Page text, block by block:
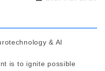
& AI
is to ignite possible